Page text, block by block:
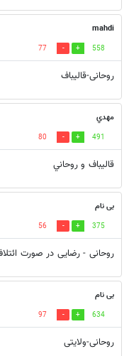
mahdi
558
77
روحانی-قالیباف
مهدي
491
80
قاليباف و روحاني
بی نام
375
56
روحانی - رضایی در صورت
بی نام
634
97
روحانی-ولایتی